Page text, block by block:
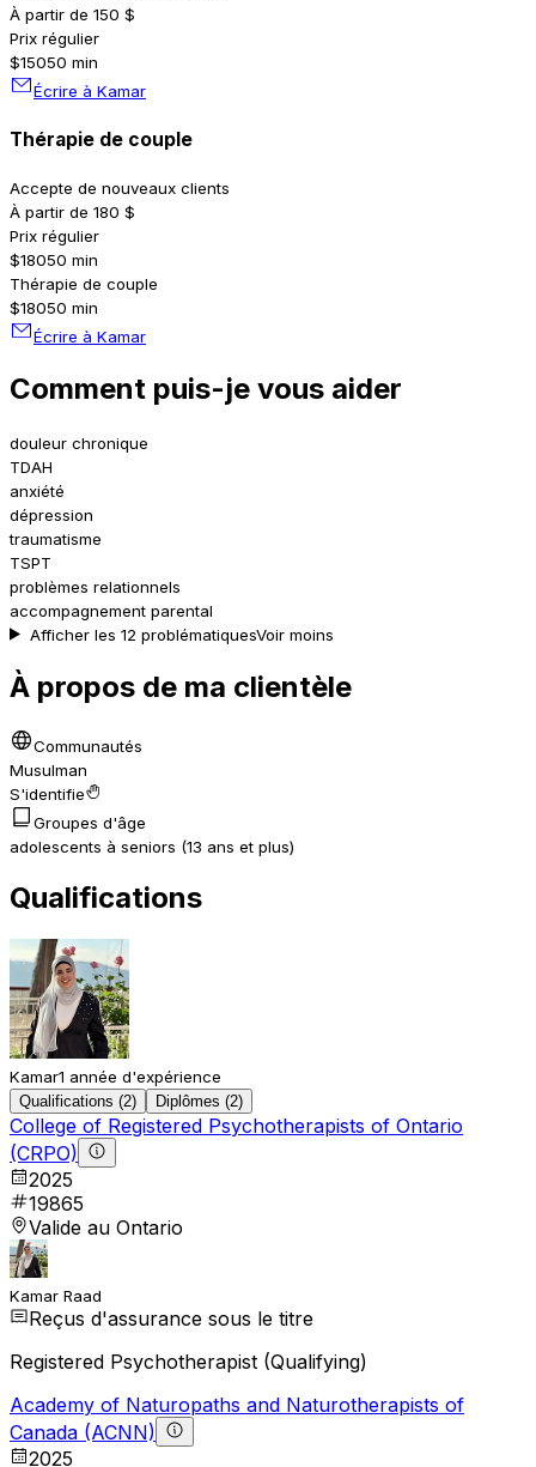
À partir de 150 $
Prix régulier
$15050 min
Écrire à Kamar
Thérapie de couple
Accepte de nouveaux clients
À partir de 180 $
Prix régulier
$18050 min
Thérapie de couple
$18050 min
Écrire à Kamar
Comment puis-je vous aider
douleur chronique
TDAH
anxiété
dépression
traumatisme
TSPT
problèmes relationnels
accompagnement parental
Afficher les 12 problématiquesVoir moins
À propos de ma clientèle
Communautés
Musulman
S'identifie
Groupes d'âge
adolescents à seniors (13 ans et plus)
Qualifications
Kamar1 année d'expérience
Qualifications (2) Diplômes (2)
College of Registered Psychotherapists of Ontario
(CRPO)
2025
19865
Valide au Ontario
Kamar Raad
Reçus d'assurance sous le titre
Registered Psychotherapist (Qualifying)
Academy of Naturopaths and Naturotherapists of
Canada (ACNN)
2025